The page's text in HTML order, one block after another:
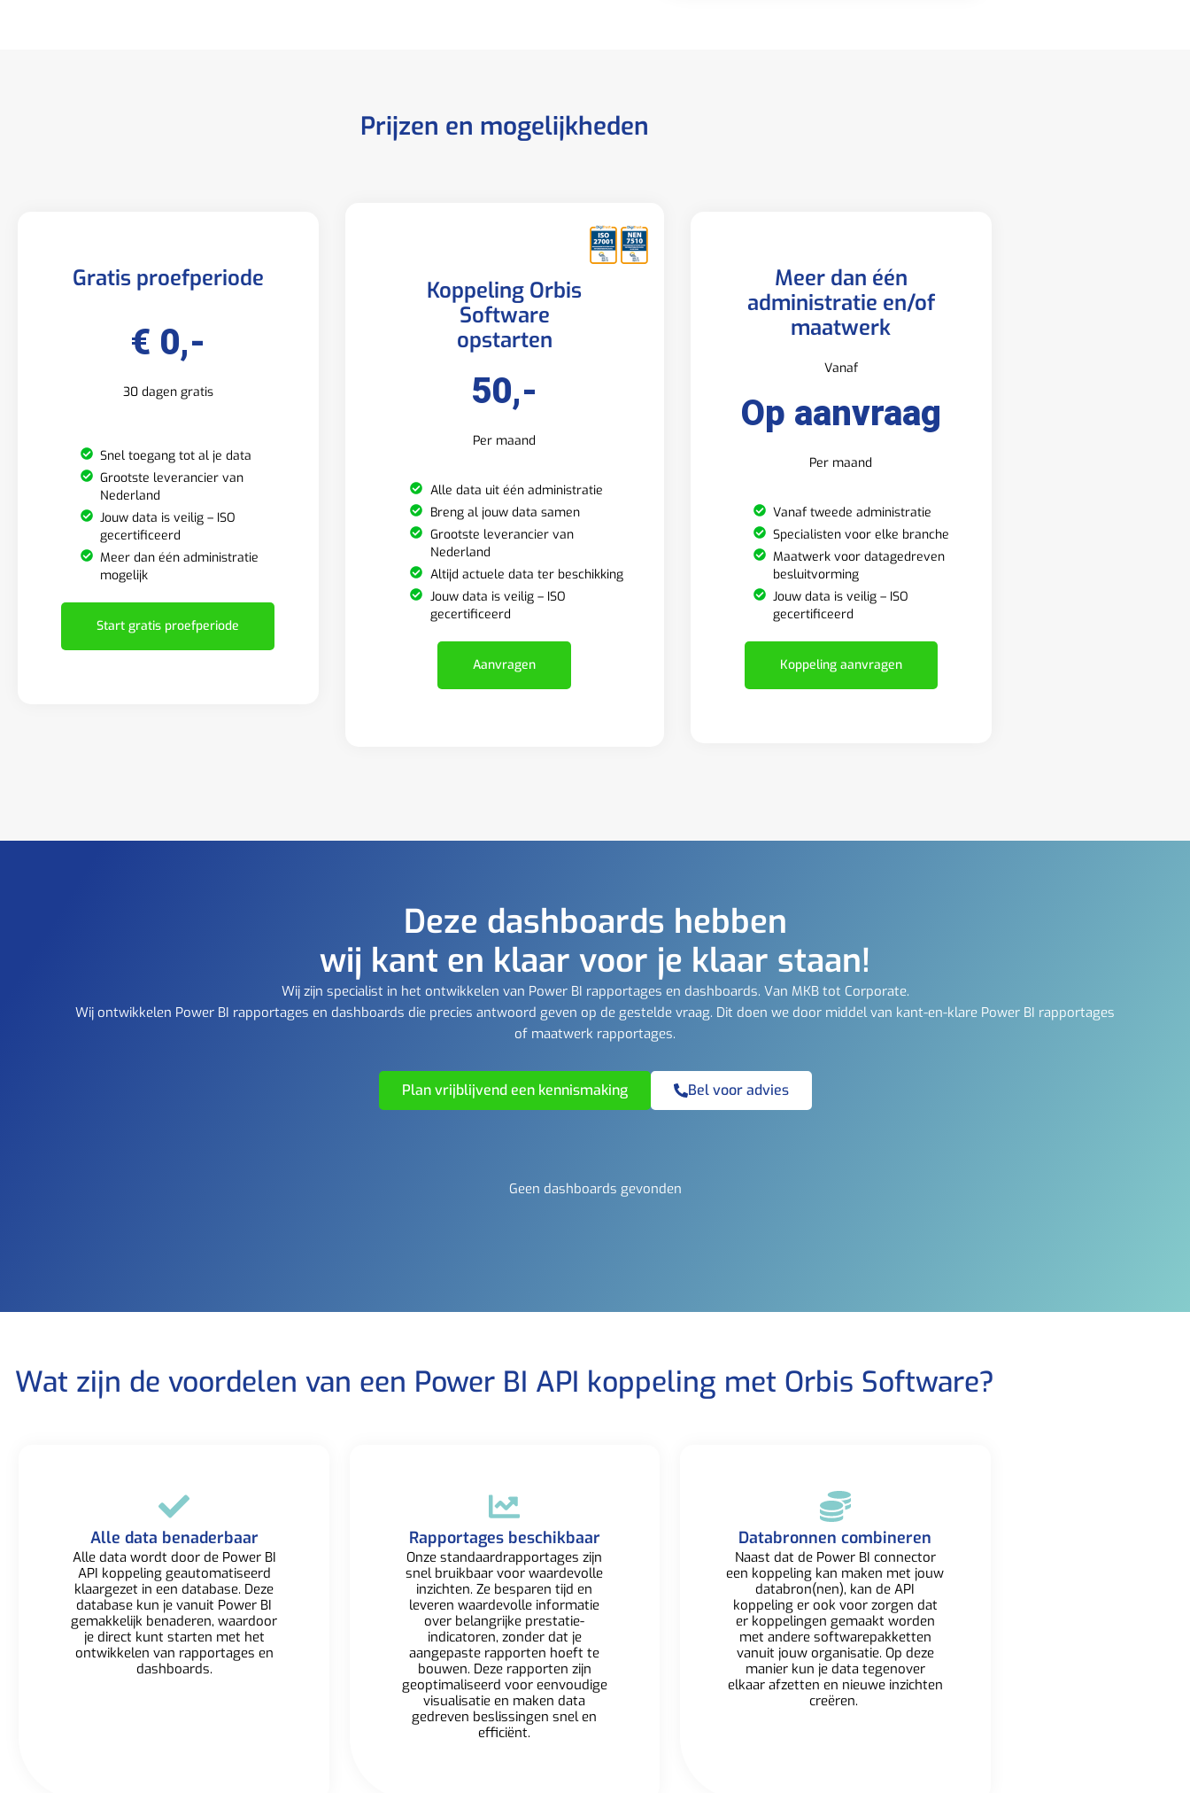
Prijzen en mogelijkheden
Gratis proefperiode
€ 0,-
30 dagen gratis
Snel toegang tot al je data
Grootste leverancier van
Nederland
Jouw data is veilig – ISO
gecertificeerd
Meer dan één administratie
mogelijk
Start gratis proefperiode
Koppeling Orbis
Software
opstarten
50,-
Per maand
Alle data uit één administratie
Breng al jouw data samen
Grootste leverancier van
Nederland
Altijd actuele data ter beschikking
Jouw data is veilig – ISO
gecertificeerd
Aanvragen
Meer dan één
administratie en/of
maatwerk
Vanaf
Op aanvraag
Per maand
Vanaf tweede administratie
Specialisten voor elke branche
Maatwerk voor datagedreven
besluitvorming
Jouw data is veilig – ISO
gecertificeerd
Koppeling aanvragen
Deze dashboards hebben
wij kant en klaar voor je klaar staan!
Wij zijn specialist in het ontwikkelen van Power BI rapportages en dashboards. Van MKB tot Corporate.
Wij ontwikkelen Power BI rapportages en dashboards die precies antwoord geven op de gestelde vraag. Dit doen we door middel van kant-en-klare Power BI rapportages
of maatwerk rapportages.
Plan vrijblijvend een kennismaking Bel voor advies
Geen dashboards gevonden
Wat zijn de voordelen van een Power BI API koppeling met Orbis Software?​
Alle data benaderbaar​
Alle data wordt door de Power BI
API koppeling geautomatiseerd
klaargezet in een database. Deze
database kun je vanuit Power BI
gemakkelijk benaderen, waardoor
je direct kunt starten met het
ontwikkelen van rapportages en
dashboards.​
Rapportages beschikbaar​
Onze standaardrapportages zijn
snel bruikbaar voor waardevolle
inzichten. Ze besparen tijd en
leveren waardevolle informatie
over belangrijke prestatie-
indicatoren, zonder dat je
aangepaste rapporten hoeft te
bouwen. Deze rapporten zijn
geoptimaliseerd voor eenvoudige
visualisatie en maken data
gedreven beslissingen snel en
efficiënt.
Databronnen combineren​
Naast dat de Power BI connector
een koppeling kan maken met jouw
databron(nen), kan de API
koppeling er ook voor zorgen dat
er koppelingen gemaakt worden
met andere softwarepakketten
vanuit jouw organisatie. Op deze
manier kun je data tegenover
elkaar afzetten en nieuwe inzichten
creëren. ​